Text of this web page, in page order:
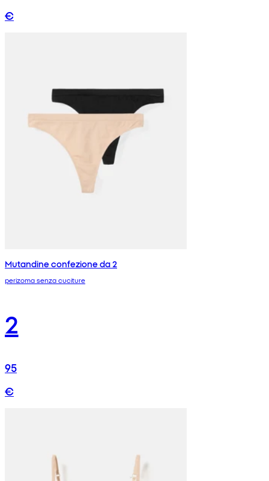
€
Mutandine confezione da 2
perizoma senza cuciture
2
95
€